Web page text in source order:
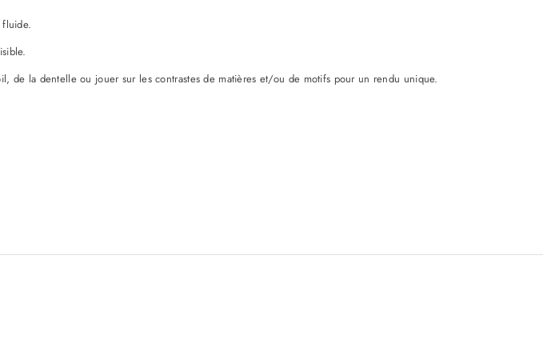
de la dentelle ou jouer sur les contrastes de matières et/ou de motifs pour un rendu unique.